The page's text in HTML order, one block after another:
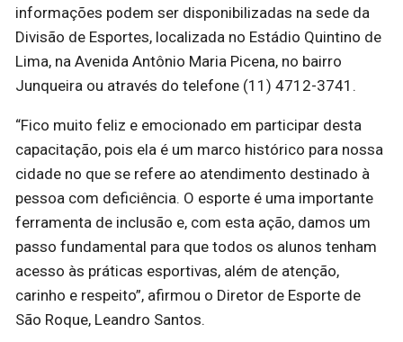
informações podem ser disponibilizadas na sede da
Divisão de Esportes, localizada no Estádio Quintino de
Lima, na Avenida Antônio Maria Picena, no bairro
Junqueira ou através do telefone (11) 4712-3741.
“Fico muito feliz e emocionado em participar desta
capacitação, pois ela é um marco histórico para nossa
cidade no que se refere ao atendimento destinado à
pessoa com deficiência. O esporte é uma importante
ferramenta de inclusão e, com esta ação, damos um
passo fundamental para que todos os alunos tenham
acesso às práticas esportivas, além de atenção,
carinho e respeito”, afirmou o Diretor de Esporte de
São Roque, Leandro Santos.